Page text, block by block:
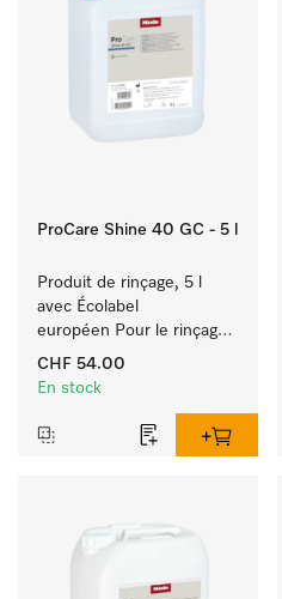
ProCare Shine 40 GC - 5 l
Produit de rinçage, 5 l
avec Écolabel
européen Pour le rinçage
de vaisselle, couverts et
verres.
CHF 54.00
En stock